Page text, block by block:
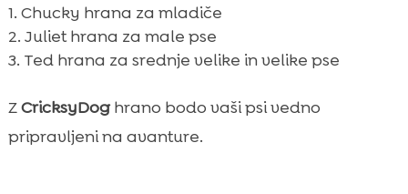
Chucky hrana za mladiče
Juliet hrana za male pse
Ted hrana za srednje velike in velike pse
ZCricksyDoghrano bodo vaši psi vedno
pripravljeni na avanture.